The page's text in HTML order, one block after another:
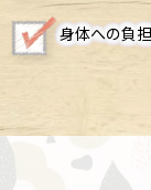
身体への負